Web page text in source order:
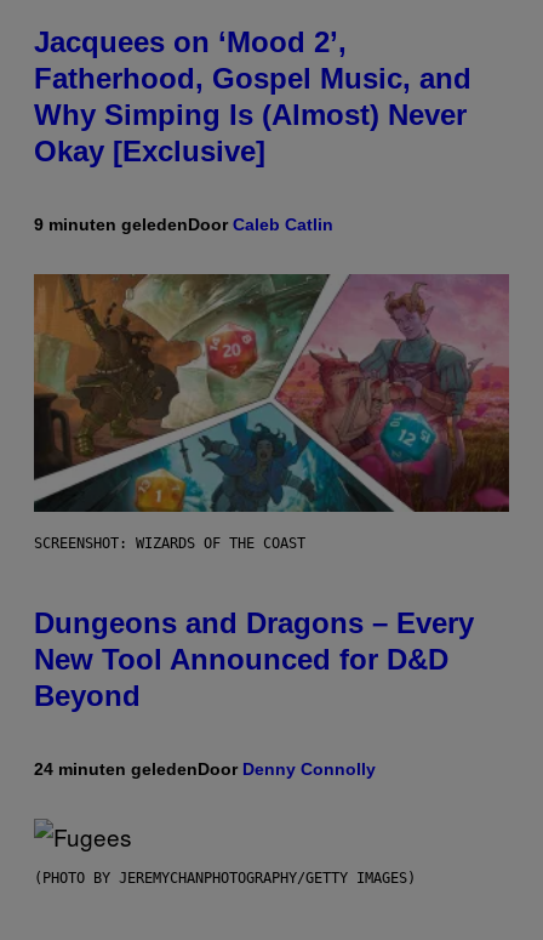
Jacquees on ‘Mood 2’,
Fatherhood, Gospel Music, and
Why Simping Is (Almost) Never
Okay [Exclusive]
9 minuten geledenDoorCaleb Catlin
SCREENSHOT: WIZARDS OF THE COAST
Dungeons and Dragons – Every
New Tool Announced for D&D
Beyond
24 minuten geledenDoor Denny Connolly
(PHOTO BY JEREMYCHANPHOTOGRAPHY/GETTY IMAGES)